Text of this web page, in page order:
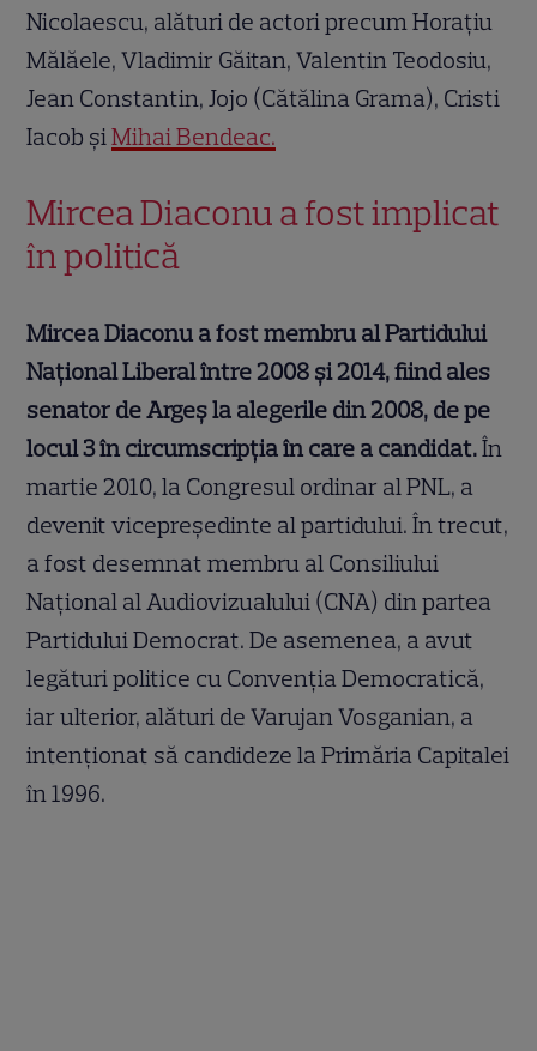
Nicolaescu, alături de actori precum Horațiu
Mălăele, Vladimir Găitan, Valentin Teodosiu,
Jean Constantin, Jojo (Cătălina Grama), Cristi
Iacob șiMihai Bendeac.
Mircea Diaconu a fost implicat
în politică
Mircea Diaconu a fost membru al Partidului
Național Liberal între 2008 și 2014, fiind ales
senator de Argeș la alegerile din 2008, de pe
locul 3 în circumscripția în care a candidat.În
martie 2010, la Congresul ordinar al PNL, a
devenit vicepreședinte al partidului. În trecut,
a fost desemnat membru al Consiliului
Național al Audiovizualului (CNA) din partea
Partidului Democrat. De asemenea, a avut
legături politice cu Convenția Democratică,
iar ulterior, alături de Varujan Vosganian, a
intenționat să candideze la Primăria Capitalei
în 1996.